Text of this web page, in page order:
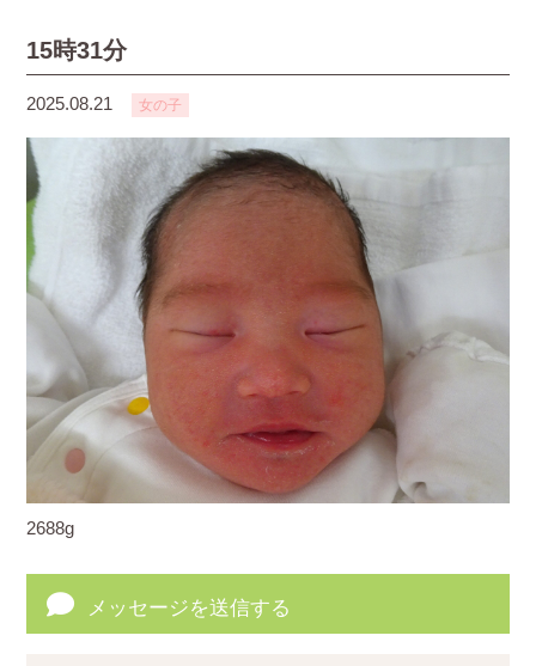
15時31分
2025.08.21 女の子
2688g
メッセージを送信する